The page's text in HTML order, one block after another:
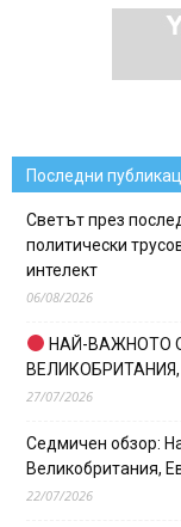
Последни
Светът през
политически
интелект
06/08/2026
НАЙ-ВАЖНОТО
27/07/2026
Седмичен обзор:
Великобритания,
22/07/2026